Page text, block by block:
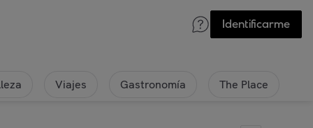
Identificarme
Viajes Gastronomía The Place